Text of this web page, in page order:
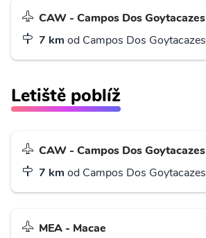
CAW - Campos Dos Goytacazes
7 km od Campos Dos Goytacazes
Letiště poblíž
CAW - Campos Dos Goytacazes
7 km od Campos Dos Goytacazes
MEA - Macae